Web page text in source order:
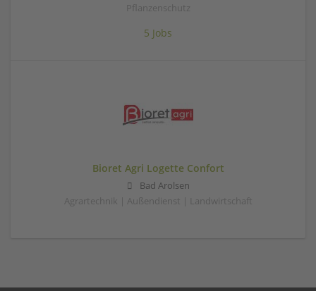
Pflanzenschutz
5 Jobs
Bioret Agri Logette Confort
Bad Arolsen
Agrartechnik | Außendienst | Landwirtschaft